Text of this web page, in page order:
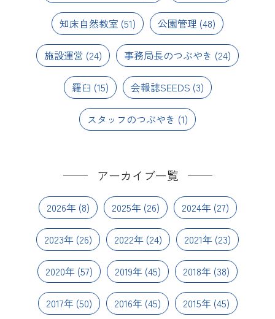
知床自然教室 (51) 公園管理 (48)
施設運営 (24) 事務局長のつぶやき (24)
羅臼 (15) 会報誌SEEDS (3)
スタッフのつぶやき (1)
アーカイブ一覧
2026年(8) 2025年(26) 2024年(27)
2023年 (26) 2022年 (24) 2021年 (23)
2020年 (57) 2019年 (45) 2018年 (38)
2017年(50) 2016年(45) 2015年(45)